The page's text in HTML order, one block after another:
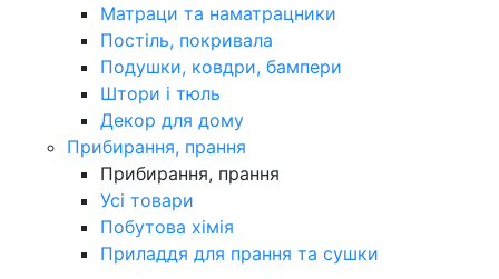
Матраци та наматрацники
Постіль, покривала
Подушки, ковдри, бампери
Штори і тюль
Декор для дому
Прибирання, прання
Прибирання, прання
Усі товари
Побутова хімія
Приладдя для прання та сушки